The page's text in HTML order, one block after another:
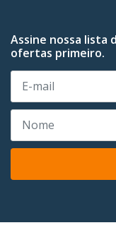
Assine nossa lista
ofertas primeiro.